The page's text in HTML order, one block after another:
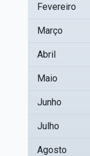
Fevereiro
Março
Abril
Maio
Junho
Julho
Agosto